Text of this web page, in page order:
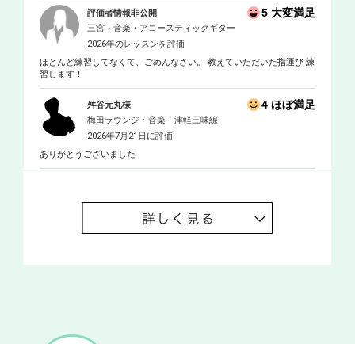
評価者情報非公開 5 大変満足
三宮・音楽・アコースティックギター
2026年のレッスンを評価
ほとんど練習してなくて、ごめんなさい。 教えていただいた指運び 練
習します！
舛谷元丸様 4 ほぼ満足
梅田ラウンジ・音楽・津軽三味線
2026年7月21日に評価
ありがとうございました